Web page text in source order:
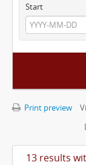
Start
Print preview
13 results